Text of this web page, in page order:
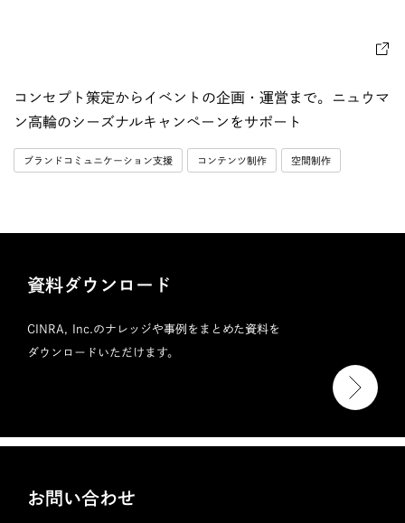
コンセプト策定からイベントの企画・運営まで。ニュウマ
ン高輪のシーズナルキャンペーンをサポート
ブランドコミュニケーション支援 コンテンツ制作 空間制作
資料ダウンロード
CINRA, Inc.のナレッジや事例をまとめた資料を
ダウンロードいただけます。
お問い合わせ